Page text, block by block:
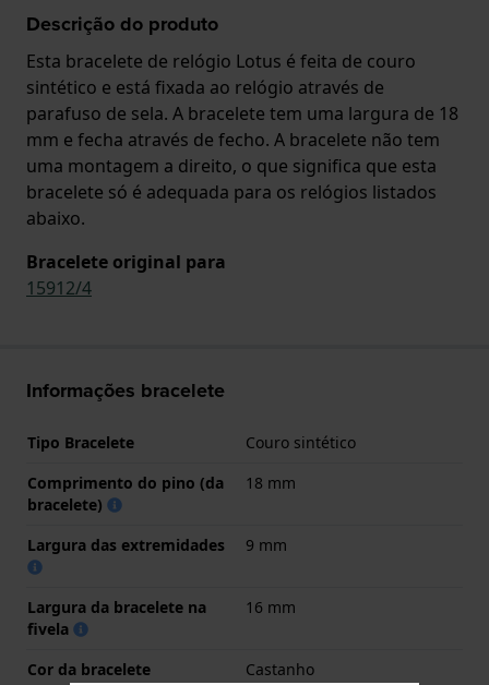
Descrição do produto
Esta bracelete de relógio Lotus é feita de couro
sintético e está fixada ao relógio através de
parafuso de sela. A bracelete tem uma largura de 18
mm e fecha através de fecho. A bracelete não tem
uma montagem a direito, o que significa que esta
bracelete só é adequada para os relógios listados
abaixo.
Bracelete original para
15912/4
Informações bracelete
Tipo Bracelete
Couro sintético
Comprimento do pino (da
bracelete)
18 mm
Largura das extremidades 9 mm
Largura da bracelete na
fivela
16 mm
Cor da bracelete Castanho